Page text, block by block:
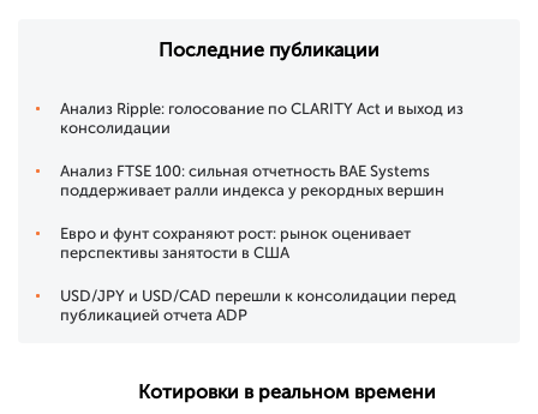
Последние публикации
Анализ Ripple: голосование по CLARITY Act и выход из
консолидации
Анализ FTSE 100: сильная отчетность BAE Systems
поддерживает ралли индекса у рекордных вершин
Евро и фунт сохраняют рост: рынок оценивает
перспективы занятости в США
USD/JPY и USD/CAD перешли к консолидации перед
публикацией отчета ADP
Котировки в реальном времени